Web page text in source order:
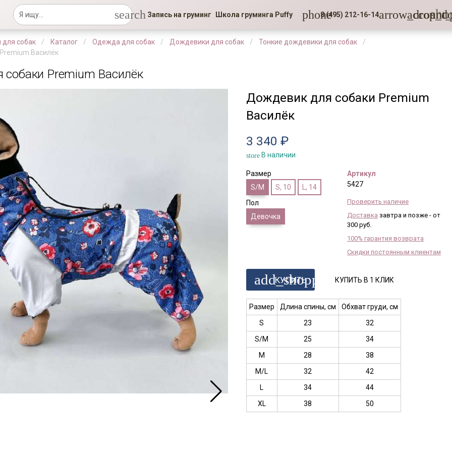
search Запись на груминг Школа груминга Puffy phone8 (495) 212-16-14
для собак Каталог Одежда для собак Дождевики для собак
Тонкие дождевики для собак
Василёк
Premium Василёк
Дождевик для собаки Premium
Василёк
3 340 ₽
storeВ наличии
Размер
S/M
S, 10
L, 14
Пол
Девочка
Артикул
5427
Проверить наличие
Доставка завтра и позже - от
300 руб.
100% гарантия возврата
Скидки постоянным клиентам
add_shopping_cart
КУПИТЬ КУПИТЬ В 1 КЛИК
Размер Длина спины, см
Обхват груди, см
S
23
32
S/M
25
34
M
28
38
M/L
32
42
L
34
44
XL
38 50